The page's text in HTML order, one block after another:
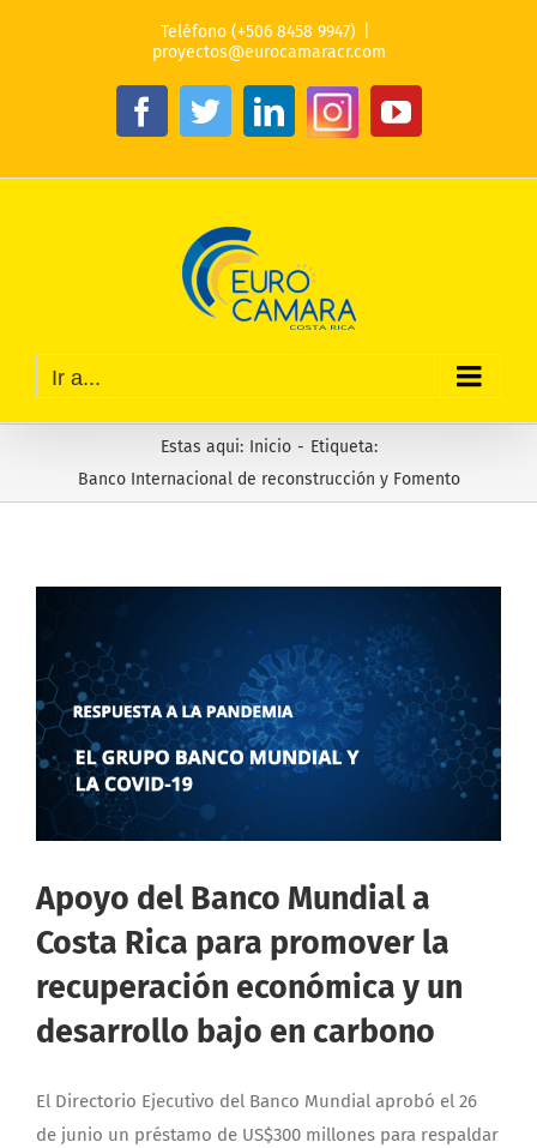
Teléfono (+506 8458 9947)
proyectos@eurocamaracr.com
Facebook
TwitterLinkedIn
InstagramYouTube
Ir a...
Estas aqui: Inicio - Etiqueta:
Banco Internacional de reconstrucción y Fomento
Apoyo del Banco Mundial a
Costa Rica para promover la
recuperación económica y un
desarrollo bajo en carbono
El Directorio Ejecutivo del Banco Mundial aprobó el 26
de junio un préstamo de US$300 millones para respaldar